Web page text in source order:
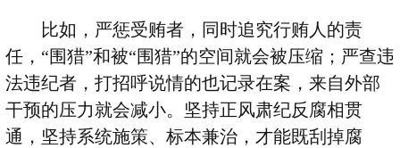
比如，严惩受贿者，同时追究行贿人的责
任， “围猎”和被“围猎”的空间就会被压缩；严查违
法违纪者，打招呼说情的也记录在案，来自外部
干预的压力就会减小。坚持正风肃纪反腐相贯
通，坚持系统施策、标本兼治，才能既刮掉腐